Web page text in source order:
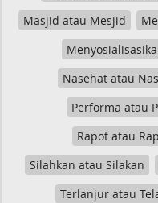
Masjid atau Mesjid
Nasehat atau
Performa atau
Rapot atau
Silahkan atau Silakan
Terlanjur atau